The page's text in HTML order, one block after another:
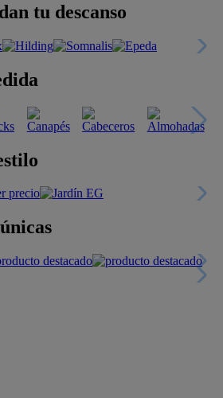
tu descanso